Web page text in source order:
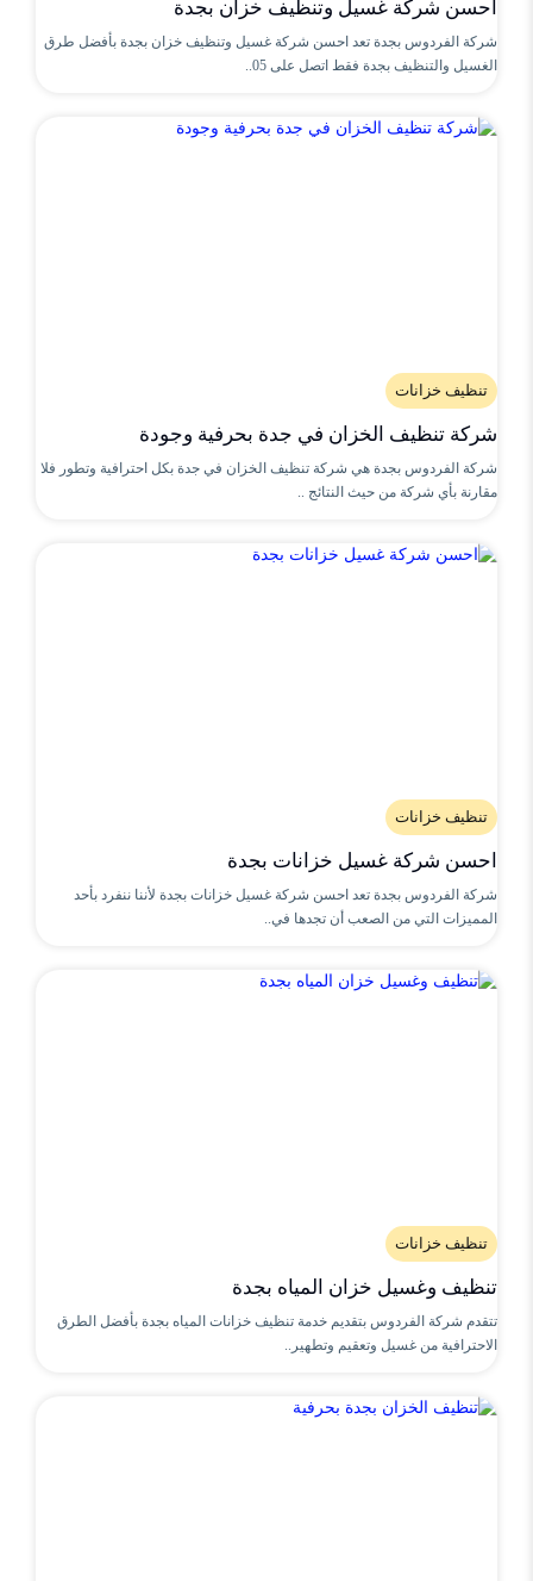
احسن شركة غسيل وتنظيف خزان بجدة
شركة الفردوس بجدة تعد احسن شركة غسيل وتنظيف خزان بجدة بأفضل طرق
الغسيل والتنظيف بجدة فقط اتصل على 05..
تنظيف خزانات
شركة تنظيف الخزان في جدة بحرفية وجودة
شركة الفردوس بجدة هي شركة تنظيف الخزان في جدة بكل احترافية وتطور فلا
مقارنة بأي شركة من حيث النتائج ..
تنظيف خزانات
احسن شركة غسيل خزانات بجدة
شركة الفردوس بجدة تعد احسن شركة غسيل خزانات بجدة لأننا ننفرد بأحد
المميزات التي من الصعب أن تجدها في..
تنظيف خزانات
تنظيف وغسيل خزان المياه بجدة
تتقدم شركة الفردوس بتقديم خدمة تنظيف خزانات المياه بجدة بأفضل الطرق
الاحترافية من غسيل وتعقيم وتطهير..